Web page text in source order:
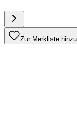
Zur Merkliste